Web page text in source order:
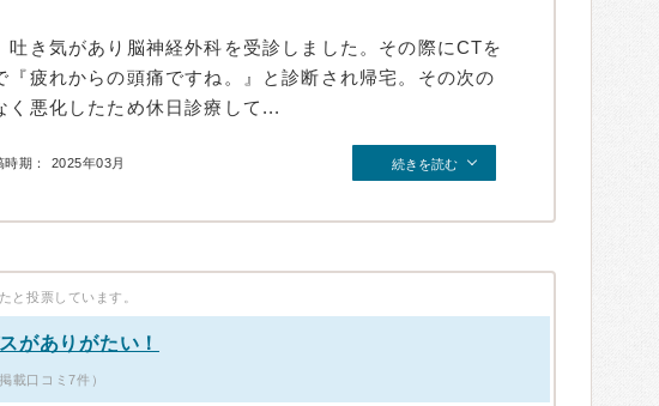
吐き気があり脳神経外科を受診しました。その際にCTを
『疲れからの頭痛ですね。』と診断され帰宅。その次の
く悪化したため休日診療して...
時期： 2025年03月 続きを読む
と投票しています。
がありがたい！
載口コミ7件）